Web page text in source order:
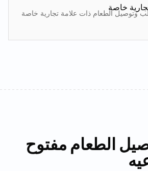
خاصة
وتوصيل الطعام ذات علامة تجارية خاصة
الطعام مفتوح